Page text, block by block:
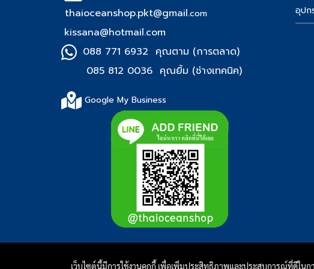
thaioceanshop.pkt@gmail.com
kissana@hotmail.com
088 771 6932 คุณตาม (การตลาด)
085 812 0036 คุณยิ้ม (ช่างเทคนิค)
Google My Business
อุปก
เว็บไซต์นี้มีการใช้งานคุกกี้ เพื่อเพิ่มประสิทธิภาพและประสบการณ์ที่ดีในก